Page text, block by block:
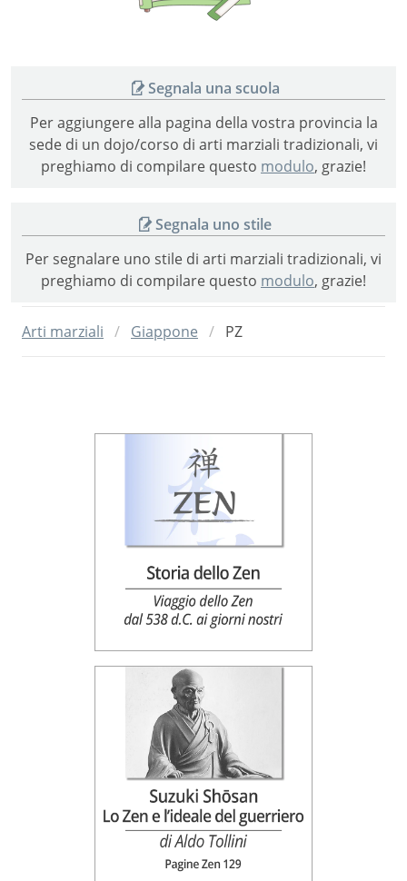
Segnala una scuola
Per aggiungere alla pagina della vostra provincia la
sede di un dojo/corso di arti marziali tradizionali, vi
preghiamo di compilare questo modulo, grazie!
Segnala uno stile
Per segnalare uno stile di arti marziali tradizionali, vi
preghiamo di compilare questo modulo, grazie!
Arti marziali Giappone PZ